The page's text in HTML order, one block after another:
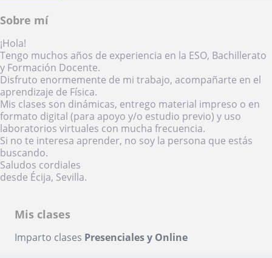
Sobre mí
¡Hola!
Tengo muchos años de experiencia en la ESO, Bachillerato
y Formación Docente.
Disfruto enormemente de mi trabajo, acompañarte en el
aprendizaje de Física.
Mis clases son dinámicas, entrego material impreso o en
formato digital (para apoyo y/o estudio previo) y uso
laboratorios virtuales con mucha frecuencia.
Si no te interesa aprender, no soy la persona que estás
buscando.
Saludos cordiales
desde Écija, Sevilla.
Mis clases
Imparto clases Presenciales y Online